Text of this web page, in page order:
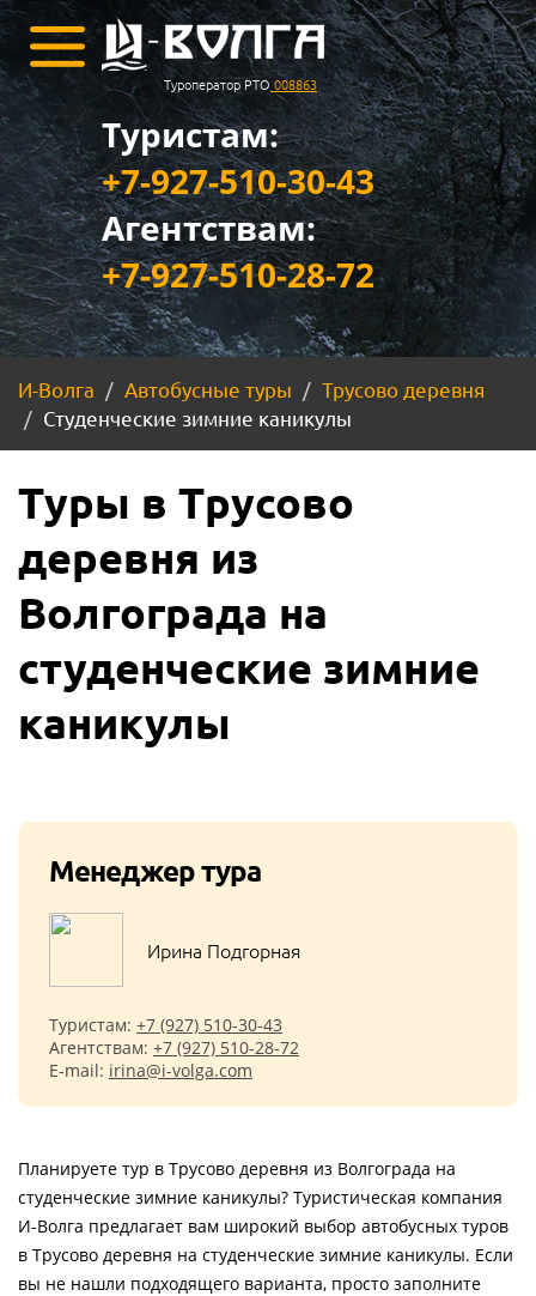
Туроператор РТО 008863
Туристам:
+7-927-510-30-43
Агентствам:
+7-927-510-28-72
И-Волга Автобусные туры
Трусово деревня
Студенческие зимние каникулы
Туры в Трусово
деревня из
Волгограда на
студенческие зимние
каникулы
Менеджер тура
Ирина Подгорная
Туристам: +7 (927) 510-30-43
Агентствам: +7 (927) 510-28-72
E-mail: irina@i-volga.com
Планируете тур в Трусово деревня из Волгограда на
студенческие зимние каникулы? Туристическая компания
И-Волга предлагает вам широкий выбор автобусных туров
в Трусово деревня на студенческие зимние каникулы. Если
вы не нашли подходящего варианта, просто заполните